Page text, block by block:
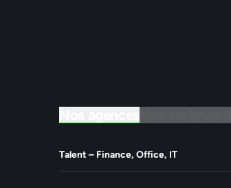
Nos secteurs
Talent – Finance, Office, IT